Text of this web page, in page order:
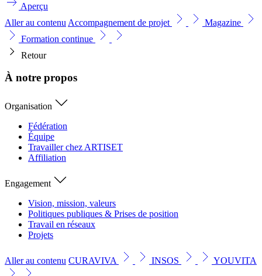
Aperçu
Aller au contenu Accompagnement de projet
Magazine
Formation continue
Retour
À notre propos
Organisation
Fédération
Équipe
Travailler chez ARTISET
Affiliation
Engagement
Vision, mission, valeurs
Politiques publiques & Prises de position
Travail en réseaux
Projets
Aller au contenu CURAVIVA INSOS YOUVITA